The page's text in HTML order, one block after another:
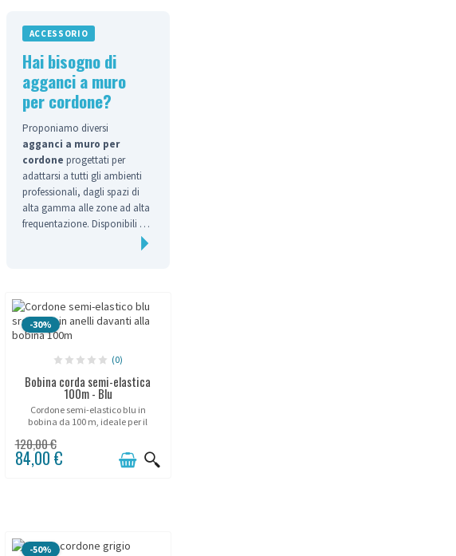
ACCESSORIO
Hai bisogno di
agganci a muro
per cordone?
Proponiamo diversi
agganci a muro per
cordone progettati per
adattarsi a tutti gli ambienti
professionali, dagli spazi di
alta gamma alle zone ad alta
frequentazione. Disponibili in
-30%
(0)
Bobina corda semi-elastica
100m - Blu
Cordone semi-elastico blu in
bobina da 100 m, ideale per il
flessibile e perfettamente adatto
alle zone ad alto passaggio.
120,00 €
84,00 €
-50%